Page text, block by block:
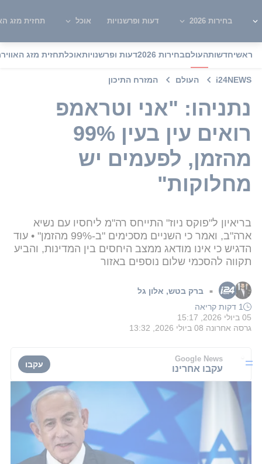
בחירות 2026 דעות ופרשנויות אוכל תחזית מזג
ראשיחדשותהעולםבחירות 2026 דעות ופרשנויותאוכלתחזית מזג האוויר
i24NEWS העולם המזרח התיכון
נתניהו: "אני וטראמפ
רואים עין בעין 99%
מהזמן, לפעמים יש
מחלוקות"
בריאיון ל"פוקס ניוז" התייחס רה"מ ליחסיו עם נשיא
ארה"ב, ואמר כי השניים מסכימים "ב-99% מהזמן" • עוד
הדגיש כי אינו מודאג ממצב היחסים בין המדינות, והביע
תקווה להסכמי שלום נוספים באזור
■ ברק בטש, אלון גל
1 דקות קריאה
05 ביולי 2026, 15:17
גרסה אחרונה 08 ביולי 2026, 13:32
Google News
עקבו אחרינו עקבו